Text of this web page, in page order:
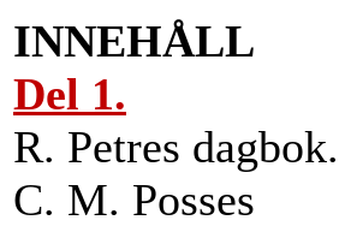
INNEHÅLL
Del 1.
R. Petres dagbok.
C. M. Posses